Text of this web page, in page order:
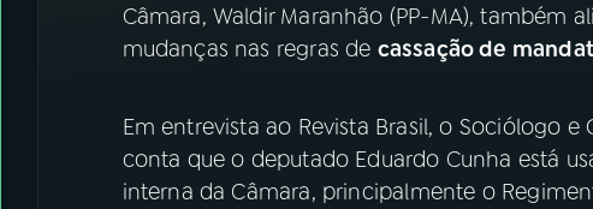
Câmara, Waldir Maranhão (PP-MA), também
mudanças nas regras de cassação de
Em entrevista ao Revista Brasil, o Sociólogo
conta que o deputado Eduardo Cunha está
interna da Câmara, principalmente o